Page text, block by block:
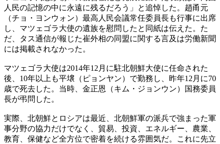
人民の記憶の中に永遠に残るだろう」と追悼した。趙甬元
（チョ・ヨンウォン）最高人民会議常任委員長も行事に出席
し、マツェゴラ大使の遺族を慰問したと同紙は伝えた。た
だ、タス通信が報じた崔外相の同盟に関する言及は労働新聞
には掲載されなかった。
マツェゴラ大使は2014年12月に駐北朝鮮大使に任命された
後、10年以上も平壌（ピョンヤン）で勤務し、昨年12月に70
歳で死去した。当時、金正恩（キム・ジョンウン）国務委員
長が弔問した。
実際、北朝鮮とロシアは最近、北朝鮮軍の派兵で強まった軍
事分野の協力だけでなく、貿易、投資、エネルギー、農業、
教育、保健など全方位で密着を続ける雰囲気だ。これに先立